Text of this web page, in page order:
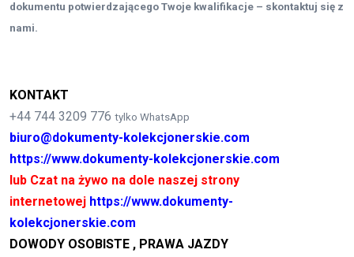
dokumentu potwierdzającego Twoje kwalifikacje – skontaktuj się z
nami.
KONTAKT
+44 744 3209 776 tylko WhatsApp
biuro@dokumenty-kolekcjonerskie.com
https://www.dokumenty-kolekcjonerskie.com
lub Czat na żywo na dole naszej strony
internetowej https://www.dokumenty-
kolekcjonerskie.com
DOWODY OSOBISTE , PRAWA JAZDY